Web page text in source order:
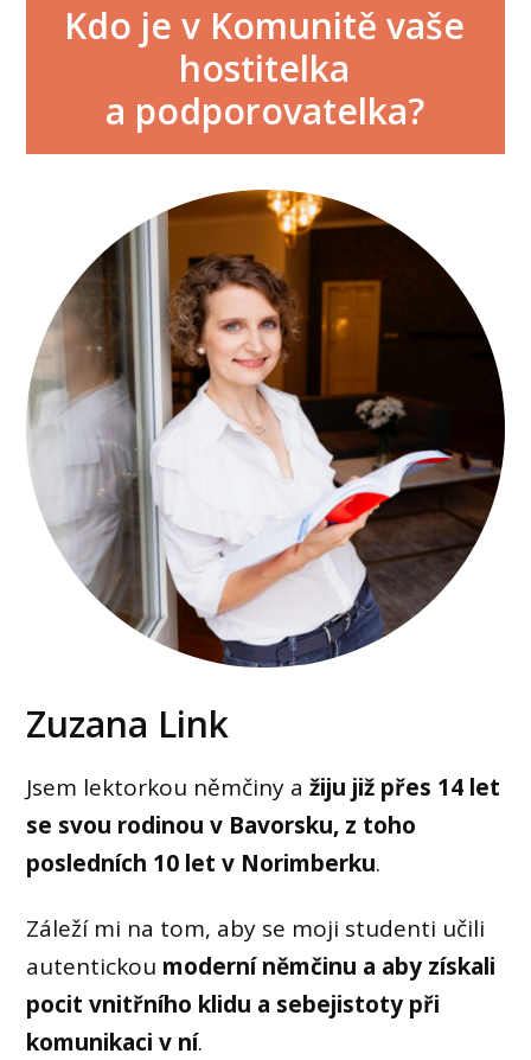
Kdo je v Komunitě vaše
hostitelka
a podporovatelka?
Zuzana Link
Jsem lektorkou němčiny ažiju již přes 14 let
se svou rodinou v Bavorsku, z toho
posledních 10 let v Norimberku.
Záleží mi na tom, aby se moji studenti učili
autentickou moderní němčinu a aby získali
pocit vnitřního klidu a sebejistoty při
komunikaci v ní.